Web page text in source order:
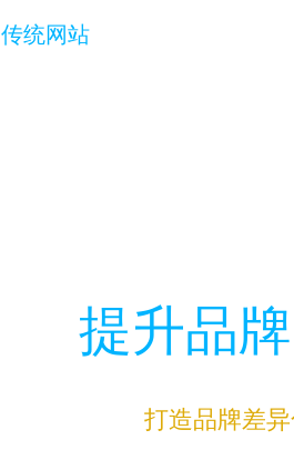
传统网站
提升品
打造品牌差